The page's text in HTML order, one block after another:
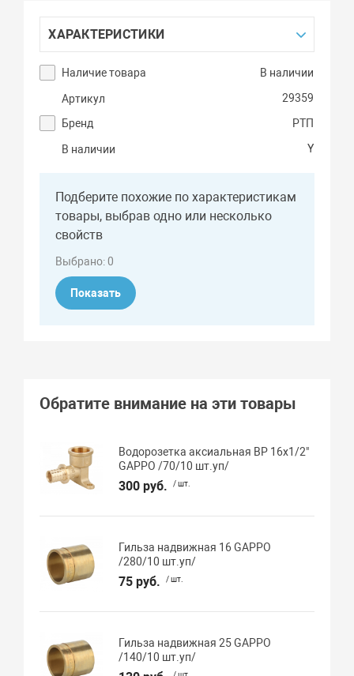
ХАРАКТЕРИСТИКИ
Наличие товара В наличии
Артикул
29359
Бренд
РТП
В наличии Y
Подберите похожие по характеристикам
товары, выбрав одно или несколько
свойств
Выбрано:0
Показать
Обратите внимание на эти товары
Водорозетка аксиальная ВР 16х1/2"
GAPPO /70/10 шт.уп/
300 руб. / шт.
Гильза надвижная 16 GAPPO
/280/10 шт.уп/
75 руб. / шт.
Гильза надвижная 25 GAPPO
/140/10 шт.уп/